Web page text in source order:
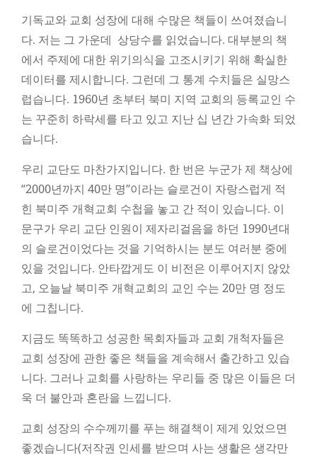
기독교와 교회 성장에 대해 수많은 책들이 쓰여졌습니
다. 저는 그 가운데 상당수를 읽었습니다. 대부분의 책
에서 주제에 대한 위기의식을 고조시키기 위해 확실한
데이터를 제시합니다. 그런데 그 통계 수치들은 실망스
럽습니다. 1960년 초부터 북미 지역 교회의 등록교인 수
는 꾸준히 하락세를 타고 있고 지난 십 년간 가속화 되었
습니다.
우리 교단도 마찬가지입니다. 한 번은 누군가 제 책상에
“2000년까지 40만 명”이라는 슬로건이 자랑스럽게 적
힌 북미주 개혁교회 수첩을 놓고 간 적이 있습니다. 이
문구가 우리 교단 인원이 제자리걸음을 하던 1990년대
의 슬로건이었다는 것을 기억하시는 분도 여러분 중에
있을 것입니다. 안타깝게도 이 비전은 이루어지지 않았
고, 오늘날 북미주 개혁교회의 교인 수는 20만 명 정도
에 그칩니다.
지금도 똑똑하고 성공한 목회자들과 교회 개척자들은
교회 성장에 관한 좋은 책들을 계속해서 출간하고 있습
니다. 그러나 교회를 사랑하는 우리들 중 많은 이들은 더
욱 더 불안과 혼란을 느낍니다.
교회 성장의 수수께끼를 푸는 해결책이 제게 있었으면
좋겠습니다(저작권 인세를 받으며 사는 생활은 생각만